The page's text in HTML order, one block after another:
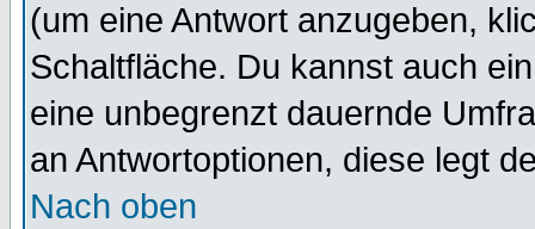
(um eine Antwort anzugeben,
Schaltfläche. Du kannst auch
eine unbegrenzt dauernde
an Antwortoptionen, diese legt
Nach oben